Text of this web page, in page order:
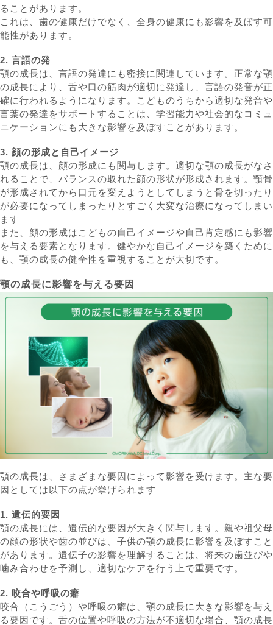
ることがあります。
これは、歯の健康だけでなく、全身の健康にも影響を及ぼす可
能性があります。
2. 言語の発
顎の成長は、言語の発達にも密接に関連しています。正常な顎
の成長により、舌や口の筋肉が適切に発達し、言語の発音が正
確に行われるようになります。こどものうちから適切な発音や
言葉の発達をサポートすることは、学習能力や社会的なコミュ
ニケーションにも大きな影響を及ぼすことがあります。
3. 顔の形成と自己イメージ
顎の成長は、顔の形成にも関与します。適切な顎の成長がなさ
れることで、バランスの取れた顔の形状が形成されます。顎骨
が形成されてから口元を変えようとしてしまうと骨を切ったり
が必要になってしまったりとすごく大変な治療になってしまい
ます
また、顔の形成はこどもの自己イメージや自己肯定感にも影響
を与える要素となります。健やかな自己イメージを築くために
も、顎の成長の健全性を重視することが大切です。
顎の成長に影響を与える要因
顎の成長は、さまざまな要因によって影響を受けます。主な要
因としては以下の点が挙げられます
1. 遺伝的要因
顎の成長には、遺伝的な要因が大きく関与します。親や祖父母
の顔の形状や歯の並びは、子供の顎の成長に影響を及ぼすこと
があります。遺伝子の影響を理解することは、将来の歯並びや
噛み合わせを予測し、適切なケアを行う上で重要です。
2. 咬合や呼吸の癖
咬合（こうごう）や呼吸の癖は、顎の成長に大きな影響を与え
る要因です。舌の位置や呼吸の方法が不適切な場合、顎の成長